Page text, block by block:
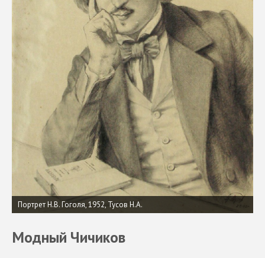
Портрет Н.В. Гоголя, 1952, Тусов Н.А.
Модный Чичиков